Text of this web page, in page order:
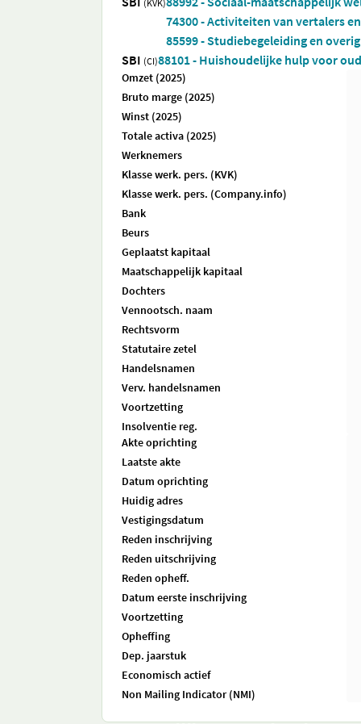
(KVK)
74300 - Activiteiten van vertalers
85599 - Studiebegeleiding en
SBI (CI)88101 - Huishoudelijke hulp voor
Omzet (2025)
Bruto marge (2025)
Winst (2025)
Totale activa (2025)
Werknemers
Klasse werk. pers. (KVK)
Klasse werk. pers. (Company.info)
Bank
Beurs
Geplaatst kapitaal
Maatschappelijk kapitaal
Dochters
Vennootsch. naam
Rechtsvorm
Statutaire zetel
Handelsnamen
Verv. handelsnamen
Voortzetting
Insolventie reg.
Akte oprichting
Laatste akte
Datum oprichting
Huidig adres
Vestigingsdatum
Reden inschrijving
Reden uitschrijving
Reden opheff.
Datum eerste inschrijving
Voortzetting
Opheffing
Dep. jaarstuk
Economisch actief
Non Mailing Indicator (NMI)